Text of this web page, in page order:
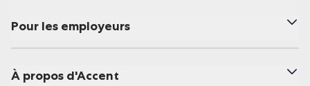
Pour les employeurs
À propos d'Accent